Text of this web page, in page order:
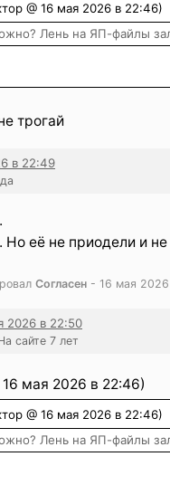
@ 16 мая 2026 в 22:46)
Лень на ЯП-файлы
трогай
в 22:49
Но её не приодели и
Согласен - 16 мая 2026
2026 в 22:50
сайте 7 лет
мая 2026 в 22:46)
@ 16 мая 2026 в 22:46)
Лень на ЯП-файлы